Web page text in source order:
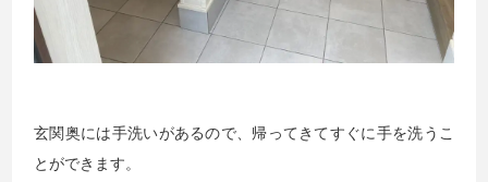
玄関奥には手洗いがあるので、帰ってきてすぐに手を洗うこ
とができます。